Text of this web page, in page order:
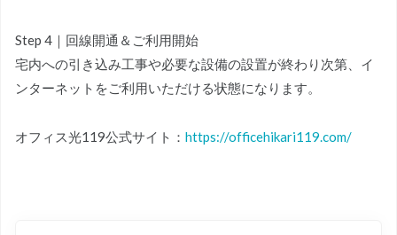
Step 4｜回線開通＆ご利用開始
宅内への引き込み工事や必要な設備の設置が終わり次第、イ
ンターネットをご利用いただける状態になります。
オフィス光119公式サイト： https://officehikari119.com/